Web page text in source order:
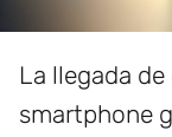
La llegada
smartphone